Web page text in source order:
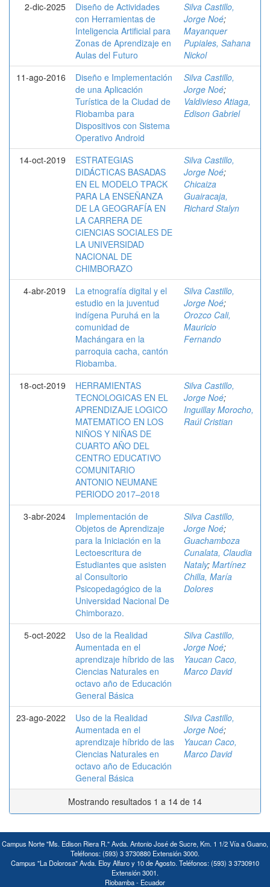
2-dic-2025
Diseño de Actividades
con Herramientas de
Inteligencia Artificial para
Zonas de Aprendizaje en
Aulas del Futuro
Silva Castillo,
Jorge Noé;
Mayanquer
Pupiales, Sahana
Nickol
11-ago-2016
Diseño e Implementación
de una Aplicación
Turística de la Ciudad de
Riobamba para
Dispositivos con Sistema
Operativo Android
Silva Castillo,
Jorge Noé;
Valdivieso Atiaga,
Edison Gabriel
14-oct-2019
ESTRATEGIAS
DIDÁCTICAS BASADAS
EN EL MODELO TPACK
PARA LA ENSEÑANZA
DE LA GEOGRAFÍA EN
LA CARRERA DE
CIENCIAS SOCIALES DE
LA UNIVERSIDAD
NACIONAL DE
CHIMBORAZO
Silva Castillo,
Jorge Noé;
Chicaiza
Guairacaja,
Richard Stalyn
4-abr-2019
La etnografía digital y el
estudio en la juventud
indígena Puruhá en la
comunidad de
Machángara en la
parroquia cacha, cantón
Riobamba.
Silva Castillo,
Jorge Noé;
Orozco Cali,
Mauricio
Fernando
18-oct-2019
HERRAMIENTAS
TECNOLOGICAS EN EL
APRENDIZAJE LOGICO
MATEMATICO EN LOS
NIÑOS Y NIÑAS DE
CUARTO AÑO DEL
CENTRO EDUCATIVO
COMUNITARIO
ANTONIO NEUMANE
PERIODO 2017–2018
Silva Castillo,
Jorge Noé;
Inguillay Morocho,
Raúl Cristian
3-abr-2024
Implementación de
Objetos de Aprendizaje
para la Iniciación en la
Lectoescritura de
Estudiantes que asisten
al Consultorio
Psicopedagógico de la
Universidad Nacional De
Chimborazo.
Silva Castillo,
Jorge Noé;
Guachamboza
Cunalata, Claudia
Nataly; Martínez
Chilla, María
Dolores
5-oct-2022
Uso de la Realidad
Aumentada en el
aprendizaje híbrido de las
Ciencias Naturales en
octavo año de Educación
General Básica
Silva Castillo,
Jorge Noé;
Yaucan Caco,
Marco David
23-ago-2022
Uso de la Realidad
Aumentada en el
aprendizaje híbrido de las
Ciencias Naturales en
octavo año de Educación
General Básica
Silva Castillo,
Jorge Noé;
Yaucan Caco,
Marco David
Mostrando resultados 1 a 14 de 14
Campus Norte "Ms. Edison Riera R." Avda. Antonio José de Sucre, Km. 1 1/2 Vía a Guano,
Teléfonos: (593) 3 3730880 Extensión 3000.
Campus "La Dolorosa" Avda. Eloy Alfaro y 10 de Agosto. Teléfonos: (593) 3 3730910
Extensión 3001.
Riobamba - Ecuador